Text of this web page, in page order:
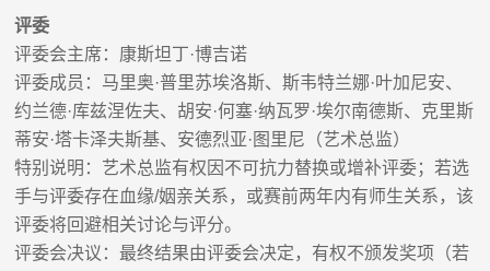
评委
评委会主席：康斯坦丁·博吉诺
评委成员：马里奥·普里苏埃洛斯、斯韦特兰娜·叶加尼安、
约兰德·库兹涅佐夫、胡安·何塞·纳瓦罗·埃尔南德斯、克里斯
蒂安·塔卡泽夫斯基、安德烈亚· 图里尼（艺术总监）
特别说明：艺术总监有权因不可抗力替换或增补评委；若选
手与评委存在血缘/姻亲关系，或赛前两年内有师生关系，该
评委将回避相关讨论与评分。
评委会决议：最终结果由评委会决定，有权不颁发奖项（若